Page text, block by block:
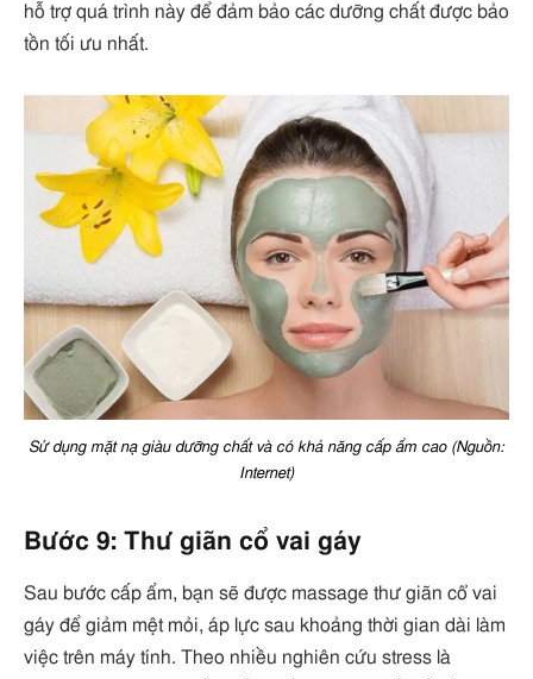
hỗ trợ quá trình này để đảm bảo các dưỡng chất được bảo
tồn tối ưu nhất.
Sử dụng mặt nạ giàu dưỡng chất và có khả năng cấp ẩm cao (Nguồn:
Internet)
Bước 9: Thư giãn cổ vai gáy
Sau bước cấp ẩm, bạn sẽ được massage thư giãn cổ vai
gáy để giảm mệt mỏi, áp lực sau khoảng thời gian dài làm
việc trên máy tính. Theo nhiều nghiên cứu stress là